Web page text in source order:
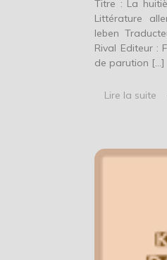
Titre : La
Littérature
leben
Rival Editeur :
de parution […]
Lire la suite